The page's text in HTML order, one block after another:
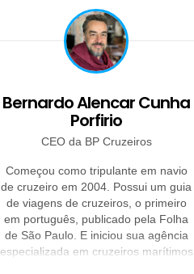
Bernardo Alencar Cunha
Porfirio
CEO da BP Cruzeiros
Começou como tripulante em navio
de cruzeiro em 2004. Possui um guia
de viagens de cruzeiros, o primeiro
em português, publicado pela Folha
de São Paulo. E iniciou sua agência
especializada em cruzeiros marítimos